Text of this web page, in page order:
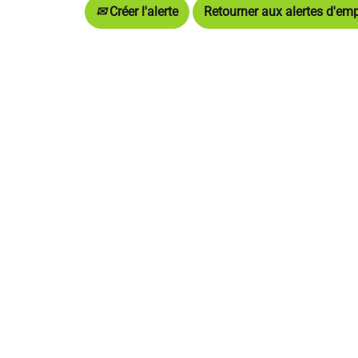
Créer l'alerte Retourner aux alertes